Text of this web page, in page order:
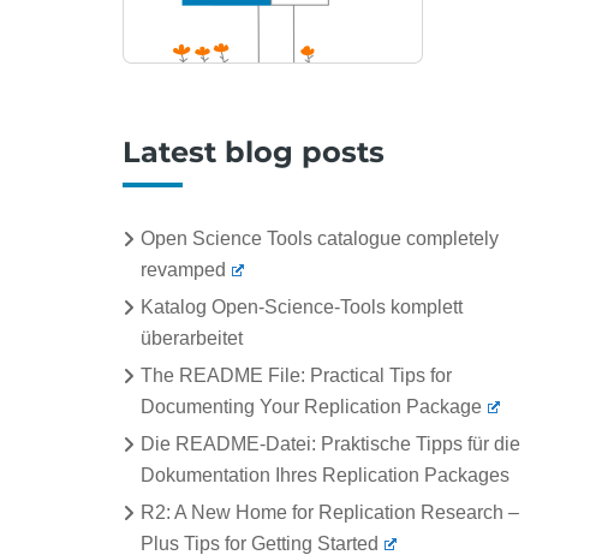
Latest blog posts
Open Science Tools catalogue completely
revamped
Katalog Open-Science-Tools komplett
überarbeitet
The README File: Practical Tips for
Documenting Your Replication Package
Die README-Datei: Praktische Tipps für die
Dokumentation Ihres Replication Packages
R2: A New Home for Replication Research –
Plus Tips for Getting Started